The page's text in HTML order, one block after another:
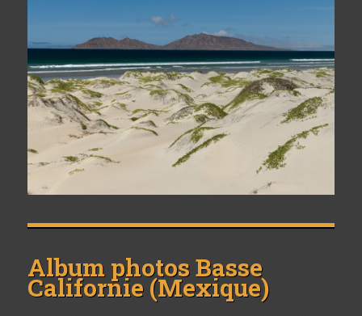
Album photosBasse
Californie (Mexique)